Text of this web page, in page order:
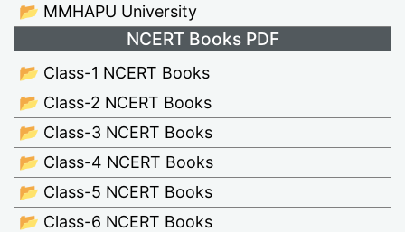
📂 MMHAPU University
NCERT Books PDF
📂 Class-1 NCERT Books
📂 Class-2 NCERT Books
📂 Class-3 NCERT Books
📂 Class-4 NCERT Books
📂 Class-5 NCERT Books
📂 Class-6 NCERT Books